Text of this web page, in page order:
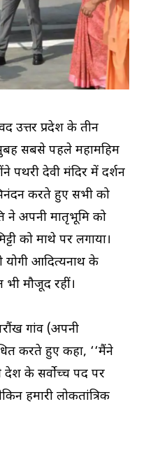
उत्तर प्रदेश के तीन
सुबह सबसे पहले महामहिम
पथरी देवी मंदिर में दर्शन
करते हुए सभी को
ने अपनी मातृभूमि को
को माथे पर लगाया।
योगी आदित्यनाथ के
मौजूद रहीं।
गांव (अपनी
करते हुए कहा, ‘‘मैंने
के सर्वोच्च पद पर
हमारी लोकतांत्रिक